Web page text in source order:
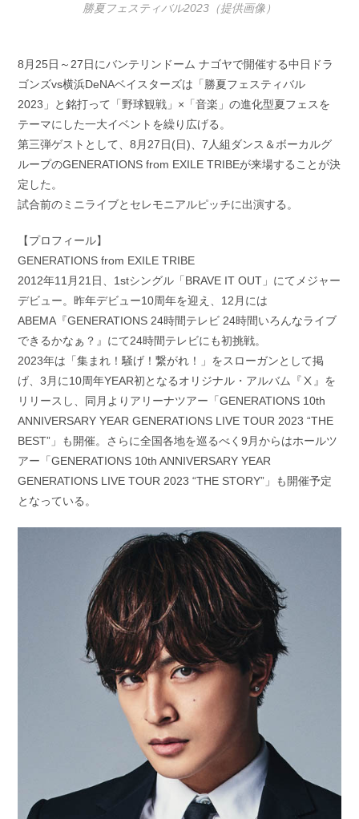
勝夏フェスティバル2023（提供画像）
8月25日～27日にバンテリンドーム ナゴヤで開催する中日ドラ
ゴンズvs横浜DeNAベイスターズは「勝夏フェスティバル
2023」と銘打って「野球観戦」×「音楽」の進化型夏フェスを
テーマにした一大イベントを繰り広げる。
第三弾ゲストとして、8月27日(日)、7人組ダンス＆ボーカルグ
ループのGENERATIONS from EXILE TRIBEが来場することが決
定した。
試合前のミニライブとセレモニアルピッチに出演する。
【プロフィール】
GENERATIONS from EXILE TRIBE
2012年11月21日、1stシングル「BRAVE IT OUT」にてメジャー
デビュー。昨年デビュー10周年を迎え、12月には
ABEMA『GENERATIONS 24時間テレビ 24時間いろんなライブ
できるかなぁ？』にて24時間テレビにも初挑戦。
2023年は「集まれ！騒げ！繋がれ！」をスローガンとして掲
げ、3月に10周年YEAR初となるオリジナル・アルバム『Ⅹ』を
リリースし、同月よりアリーナツアー「GENERATIONS 10th
ANNIVERSARY YEAR GENERATIONS LIVE TOUR 2023 “THE
BEST”」も開催。さらに全国各地を巡るべく9月からはホールツ
アー「GENERATIONS 10th ANNIVERSARY YEAR
GENERATIONS LIVE TOUR 2023 “THE STORY”」も開催予定
となっている。